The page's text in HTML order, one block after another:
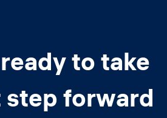
to take
step forward